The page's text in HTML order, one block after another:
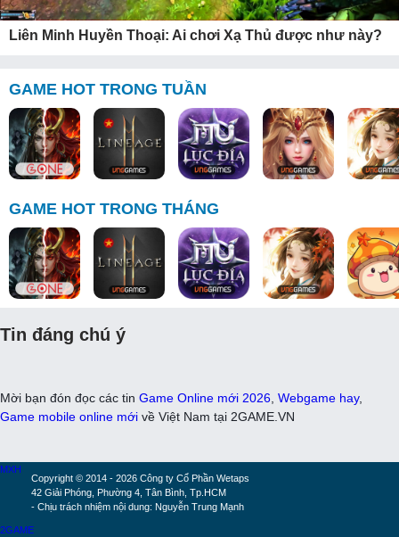
Liên Minh Huyền Thoại: Ai chơi Xạ Thủ được như này?
GAME HOT TRONG TUẦN
GAME HOT TRONG THÁNG
Tin đáng chú ý
Mời bạn đón đọc các tin Game Online mới 2026 Webgame hay,
Game mobile online mới về Việt Nam tại 2GAME.VN
Copyright © 2014 - 2026 Công ty Cổ Phần Wetaps
42 Giải Phóng, Phường 4, Tân Bình, Tp.HCM
- Chịu trách nhiệm nội dung: Nguyễn Trung Mạnh
MXH
2GAME